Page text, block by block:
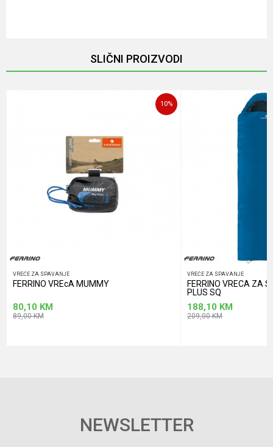
SLIČNI PROIZVODI
10%
VREĆE ZA SPAVANJE
FERRINO VREcA MUMMY
80,10 KM
89,00KM
VREĆE ZA SPAVANJE
FERRINO VRECA ZA
PLUS SQ
188,10 KM
209,00KM
NEWSLETTER